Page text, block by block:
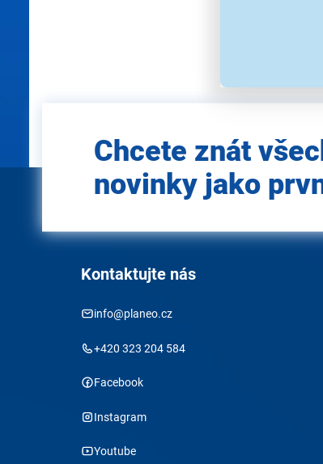
Použité obrázky
e-mail
Chcete znát
novinky jako
Kontaktujte nás
info@planeo.cz
+420 323 204 584
Facebook
Instagram
Youtube